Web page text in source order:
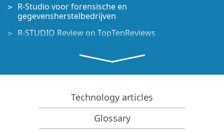
R-Studio voor forensische en
gegevensherstelbedrijven
R-STUDIO Review on TopTenReviews
apparaten die de TRIM/UNMAP-opdracht
Het succes van veelvoorkomende gevallen van
gegevensherstel voorspellen
Herstel van overschreven gegevens
Technology articles
Glossary